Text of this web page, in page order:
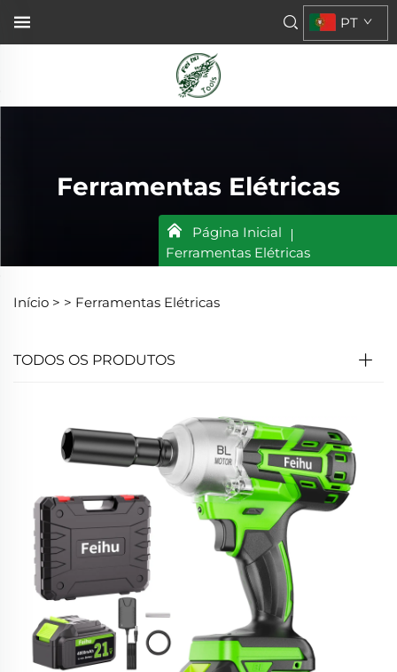
PT
Ferramentas Elétricas
Página Inicial
Ferramentas Elétricas
Início > > Ferramentas Elétricas
TODOS OS PRODUTOS